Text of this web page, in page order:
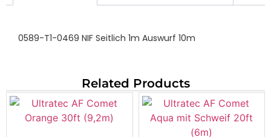
0589-T1-0469 NIF Seitlich 1m Auswurf 10m
Related Products